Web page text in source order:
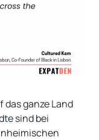
ganze Land
sind bei